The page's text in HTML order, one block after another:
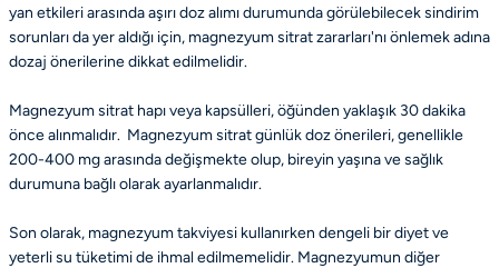
yan etkileri arasında aşırı doz alımı durumunda görülebilecek sindirim
sorunları da yer aldığı için, magnezyum sitrat zararları'nı önlemek adına
dozaj önerilerine dikkat edilmelidir.
Magnezyum sitrat hapı veya kapsülleri, öğünden yaklaşık 30 dakika
önce alınmalıdır. Magnezyum sitrat günlük doz önerileri, genellikle
200-400 mg arasında değişmekte olup, bireyin yaşına ve sağlık
durumuna bağlı olarak ayarlanmalıdır.
Son olarak, magnezyum takviyesi kullanırken dengeli bir diyet ve
yeterli su tüketimi de ihmal edilmemelidir. Magnezyumun diğer